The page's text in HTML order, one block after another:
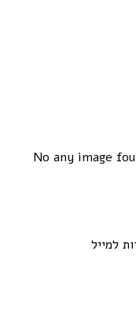
No any image
למייל